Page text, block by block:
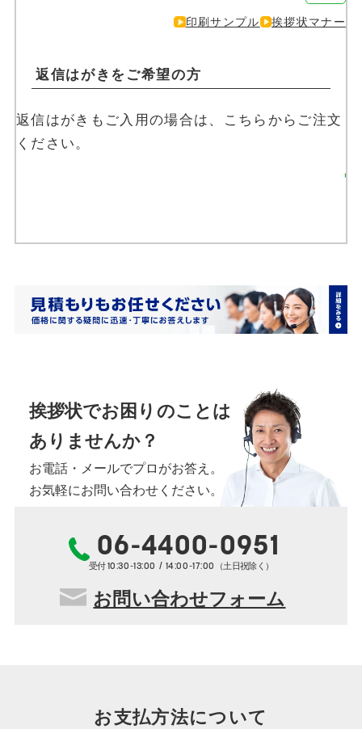
印刷サンプル 挨拶状マナー
返信はがきをご希望の方
返信はがきもご入用の場合は、こちらからご注文
ください。
挨拶状でお困りのことは
ありませんか？
お電話・メールでプロがお答え。
お気軽にお問い合わせください。
06-4400-0951
受付10:30-13:00 / 14:00-17:00 （土日祝除く）
お問い合わせフォーム
お支払方法について